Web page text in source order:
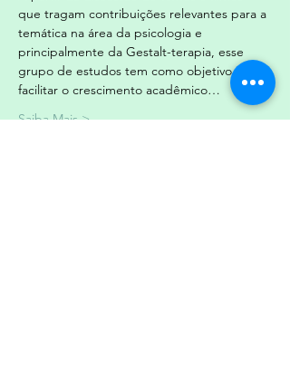
que tragam contribuições relevantes para a
temática na área da psicologia e
principalmente da Gestalt-terapia, esse
grupo de estudos tem como objetivo
facilitar o crescimento acadêmico…
Saiba Mais >